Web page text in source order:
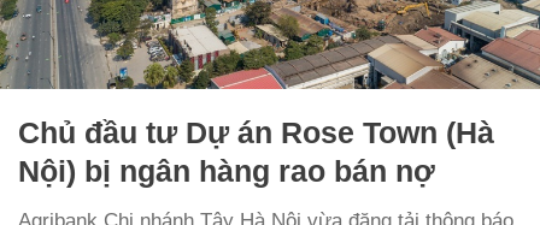
Chủ đầu tư Dự án Rose Town (Hà
Nội) bị ngân hàng rao bán nợ
Agribank Chi nhánh Tây Hà Nội vừa đăng tải thông báo